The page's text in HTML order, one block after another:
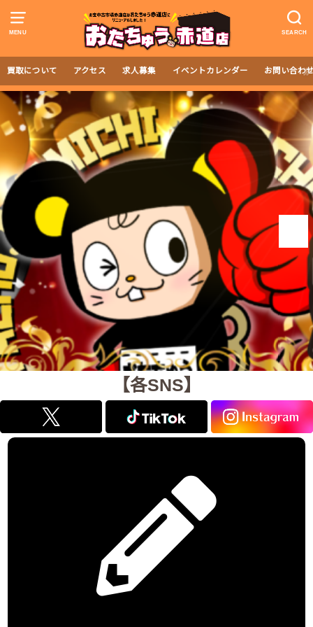
MENU SEARCH
買取について アクセス 求人募集 イベントカレンダー お問い合わ
【各SNS】